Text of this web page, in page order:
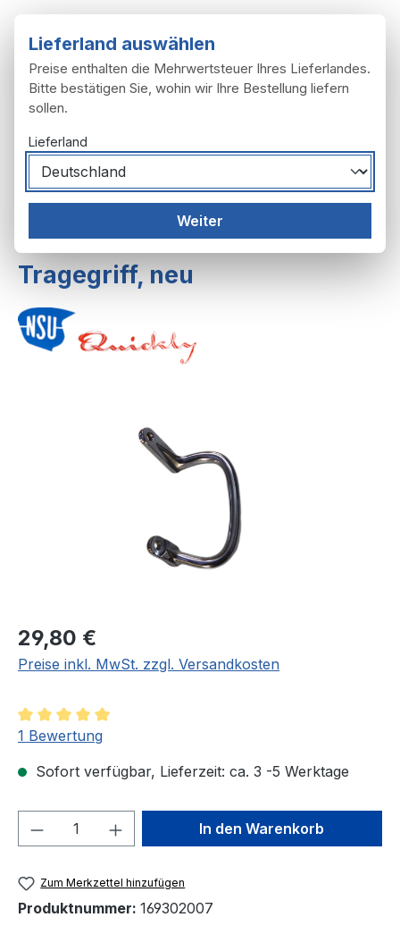
Schutzbleche
Tragegriff, neu
Regulärer Preis:
29,80 €
Preise inkl. MwSt. zzgl. Versandkosten
Durchschnittliche Bewertung von 5 von 5 Sternen
1 Bewertung
Sofort verfügbar, Lieferzeit: ca. 3 -5 Werktage
Produkt Anzahl: Gib denIn den Warenkorb
Zum Merkzettel hinzufügen
Produktnummer: 169302007
Lieferland auswählen
Preise enthalten die Mehrwertsteuer Ihres Lieferlandes.
Bitte bestätigen Sie, wohin wir Ihre Bestellung liefern
sollen.
Lieferland
Weiter